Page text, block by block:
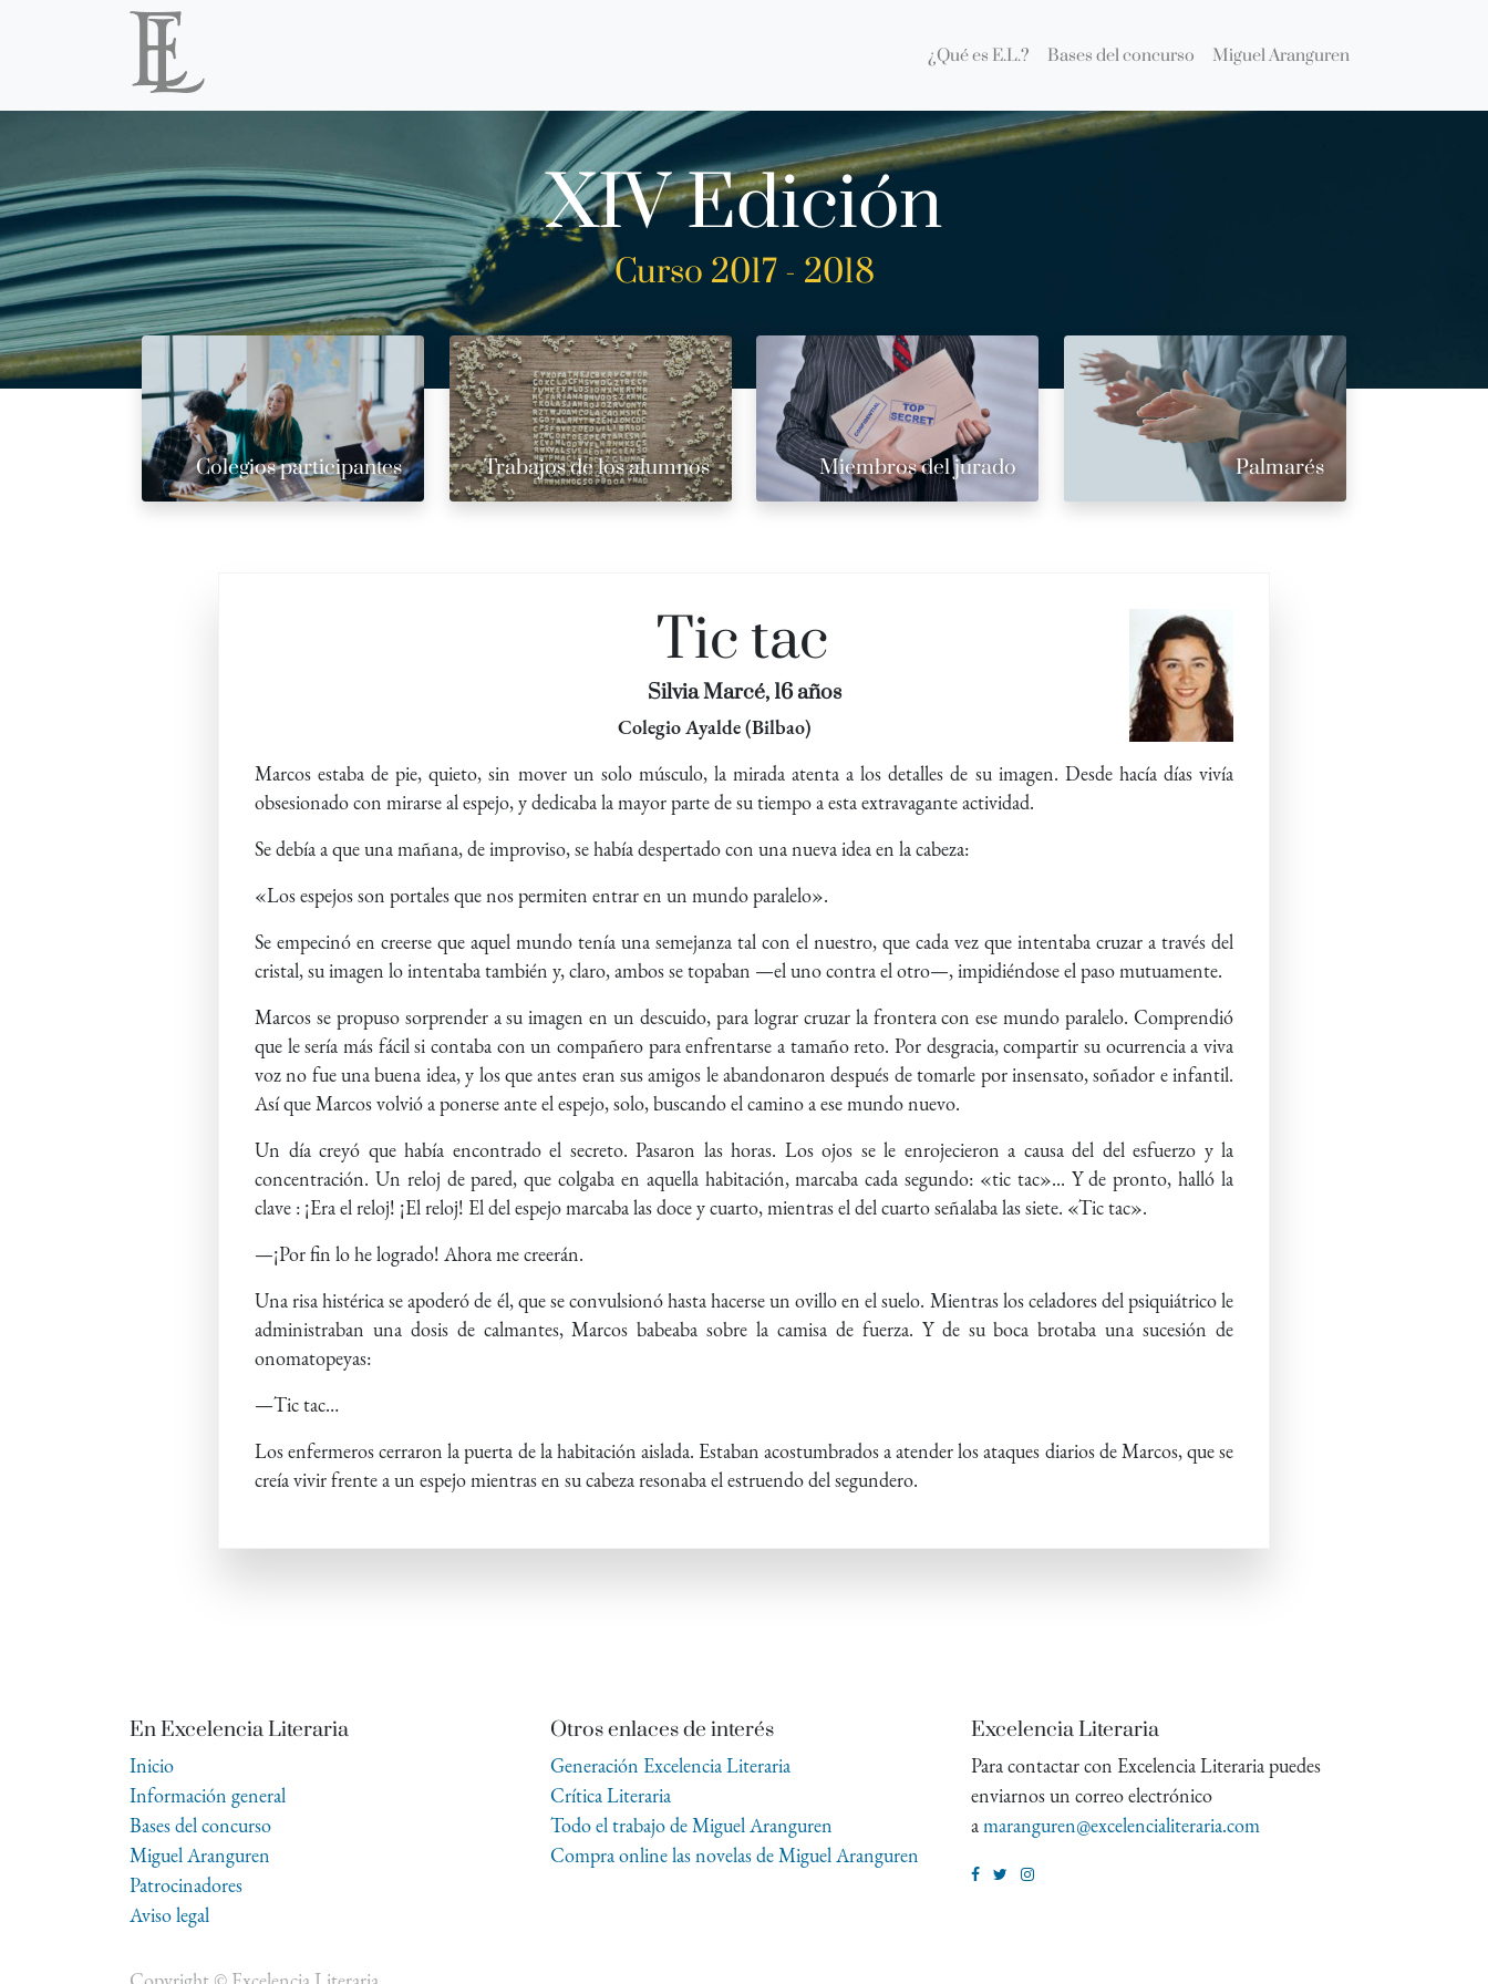
¿Qué es E.L.? Bases del concurso Miguel Aranguren
XIV Edición
Curso 2017 - 2018
Colegios participantes Trabajos de los alumnos Miembros del jurado Palmarés
Tic tac
Silvia Marcé, 16 años
Colegio Ayalde (Bilbao)
Marcos estaba de pie, quieto, sin mover un solo músculo, la mirada atenta a los detalles de su imagen. Desde hacía días vivía
obsesionado con mirarse al espejo, y dedicaba la mayor parte de su tiempo a esta extravagante actividad.
Se debía a que una mañana, de improviso, se había despertado con una nueva idea en la cabeza:
«Los espejos son portales que nos permiten entrar en un mundo paralelo».
Se empecinó en creerse que aquel mundo tenía una semejanza tal con el nuestro, que cada vez que intentaba cruzar a través del
cristal, su imagen lo intentaba también y, claro, ambos se topaban —el uno contra el otro—, impidiéndose el paso mutuamente.
Marcos se propuso sorprender a su imagen en un descuido, para lograr cruzar la frontera con ese mundo paralelo. Comprendió
que le sería más fácil si contaba con un compañero para enfrentarse a tamaño reto. Por desgracia, compartir su ocurrencia a viva
voz no fue una buena idea, y los que antes eran sus amigos le abandonaron después de tomarle por insensato, soñador e infantil.
Así que Marcos volvió a ponerse ante el espejo, solo, buscando el camino a ese mundo nuevo.
Un día creyó que había encontrado el secreto. Pasaron las horas. Los ojos se le enrojecieron a causa del del esfuerzo y la
concentración. Un reloj de pared, que colgaba en aquella habitación, marcaba cada segundo: «tic tac»... Y de pronto, halló la
clave : ¡Era el reloj! ¡El reloj! El del espejo marcaba las doce y cuarto, mientras el del cuarto señalaba las siete. «Tic tac».
—¡Por fin lo he logrado! Ahora me creerán.
Una risa histérica se apoderó de él, que se convulsionó hasta hacerse un ovillo en el suelo. Mientras los celadores del psiquiátrico le
administraban una dosis de calmantes, Marcos babeaba sobre la camisa de fuerza. Y de su boca brotaba una sucesión de
onomatopeyas:
—Tic tac…
Los enfermeros cerraron la puerta de la habitación aislada. Estaban acostumbrados a atender los ataques diarios de Marcos, que se
creía vivir frente a un espejo mientras en su cabeza resonaba el estruendo del segundero.
En Excelencia Literaria
Inicio
Información general
Bases del concurso
Miguel Aranguren
Patrocinadores
Aviso legal
Otros enlaces de interés
Generación Excelencia Literaria
Crítica Literaria
Todo el trabajo de Miguel Aranguren
Compra online las novelas de Miguel Aranguren
Excelencia Literaria
Para contactar con Excelencia Literaria puedes
enviarnos un correo electrónico
amaranguren@excelencialiteraria.com